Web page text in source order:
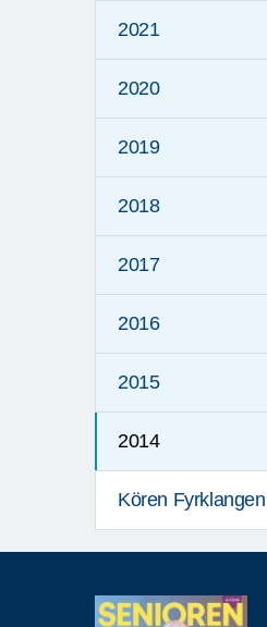
2021
2020
2019
2018
2017
2016
2015
2014
Kören Fyrklangen